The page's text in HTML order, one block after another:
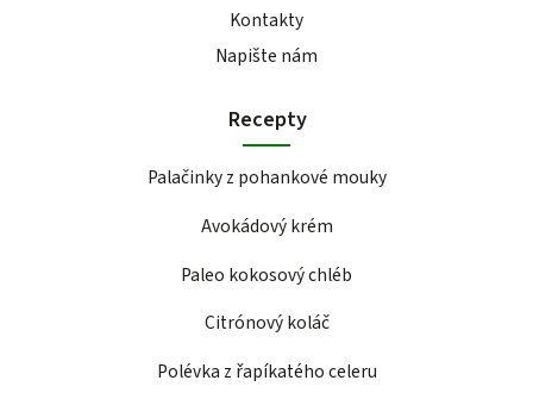
Kontakty
Napište nám
Recepty
Palačinky z pohankové mouky
Avokádový krém
Paleo kokosový chléb
Citrónový koláč
Polévka z řapíkatého celeru